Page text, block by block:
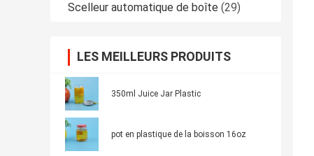
Scelleur automatique de boîte (29)
LES MEILLEURS PRODUITS
350ml Juice Jar Plastic
pot en plastique de la boisson 16oz